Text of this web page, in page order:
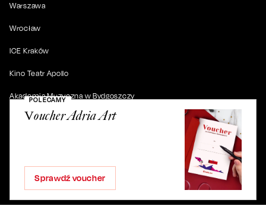
POLECAMY
Voucher Adria Art
Sprawdź voucher
Warszawa
Wrocław
ICE Kraków
Kino Teatr Apollo
Akademia Muzyczna w Bydgoszczy
. Wszystkie prawa zastrzeżone.
ul. Artura Grottgera 4/2, 85-227 Bydgoszcz